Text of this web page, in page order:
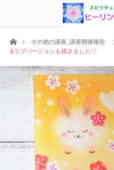
ホームその他の講座, 講座開催報告
&ラブバージョンも描きました♡